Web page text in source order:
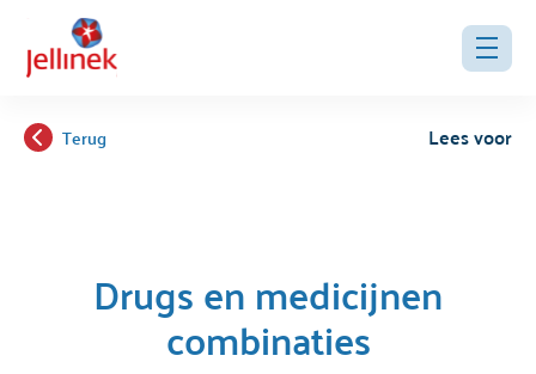
Terug Lees voor
Drugs en medicijnen
combinaties